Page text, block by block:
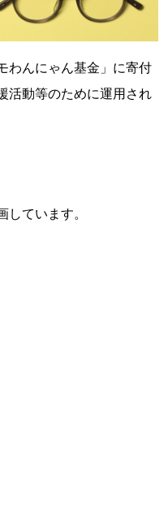
わんにゃん基金」に寄付
活動等のために運用され
ています。